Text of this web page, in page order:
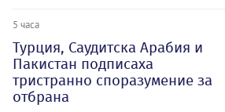
5 часа
Турция, Саудитска Арабия и
Пакистан подписаха
тристранно споразумение за
отбрана